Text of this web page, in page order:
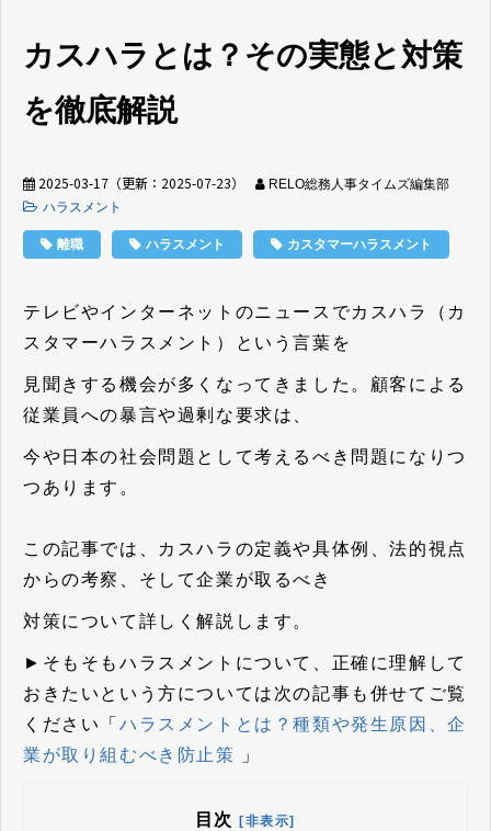
カスハラとは？その実態と対策
を徹底解説
2025-03-17 （更新： 2025-07-23）
RELO総務人事タイムズ編集部
ハラスメント
離職 ハラスメント カスタマーハラスメント
テレビやインターネットのニュースでカスハラ（カ
スタマーハラスメント）という言葉を
見聞きする機会が多くなってきました。顧客による
従業員への暴言や過剰な要求は、
今や日本の社会問題として考えるべき問題になりつ
つあります。
この記事では、カスハラの定義や具体例、法的視点
からの考察、そして企業が取るべき
対策について詳しく解説します。
►そもそもハラスメントについて、正確に理解して
おきたいという方については次の記事も併せてご覧
ください「 ハラスメントとは？種類や発生原因、企
業が取り組むべき防止策 」
目次 [非表示]